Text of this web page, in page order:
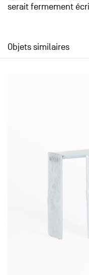
serait fermement
Objets similaires